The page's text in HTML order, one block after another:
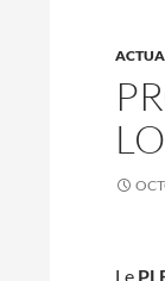
Le